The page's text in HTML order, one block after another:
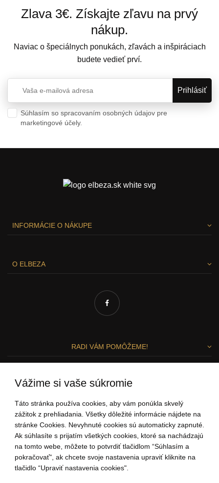
Zlava 3€. Získajte zľavu na prvý
nákup.
Naviac o špeciálnych ponukách, zľavách a inšpiráciach
budete vedieť prví.
Súhlasím so spracovaním osobných údajov pre
marketingové účely.
INFORMÁCIE O NÁKUPE
O ELBEZA
RADI VÁM POMÔŽEME!
Zuzka a Lenka
0907 37 67 97
(Po - Pi: 9:00-15:00)
ahoj@elbeza.sk
Vážime si vaše súkromie
Táto stránka používa cookies, aby vám ponúkla skvelý
zážitok z prehliadania. Všetky dôležité informácie nájdete na
stránke Cookies. Nevyhnuté cookies sú automaticky zapnuté.
Ak súhlasíte s prijatím všetkých cookies, ktoré sa nachádzajú
na tomto webe, môžete to potvrdiť tlačidlom “Súhlasím a
pokračovať", ak chcete svoje nastavenia upraviť kliknite na
tlačidlo “Upraviť nastavenia cookies".